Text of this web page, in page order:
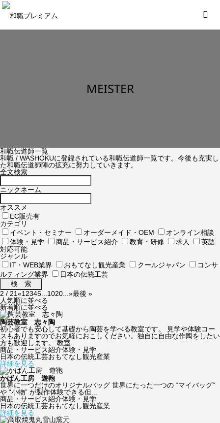
MEISTER
和職伝道師一覧
和職 / WASHOKUに登録されている和職伝道師一覧です。今後も充実し
た和職伝道師陣の拡充に努力していきます。
全文検索
ニックネーム
オススメ
EC販売有
カテゴリ
イベント・セミナー
オーダーメイド・OEM
オンライン相談
体験・見学
商品・サービス紹介 教育・研修 求人
英語
対応可能
ジャンル
IT・WEB業界
おもてなし観光産業 クールジャパン
コンサ
ルティング業界
日本の伝統工芸
2 / 21«1 2345 1020 »最後 »
人気順に並べる
新着順に並べる
陶芸教室 志々陶
初心者でも安心して基礎から陶芸を学べる教室です。 見学や体験コー
スもありますのでお気軽におこしください。独自に自由な作陶をしたい
方も歓迎します。 教室...
商品・サービス紹介体験・見学
日本の伝統工芸おもてなし観光産業
詳細を見る
かばん工房 遊鞄
世界に一つだけのオリジナルバッグ 世界にたった一つの “マイバッグ”
や “小物” が製作体験できる但...
商品・サービス紹介体験・見学
日本の伝統工芸おもてなし観光産業
詳細を見る